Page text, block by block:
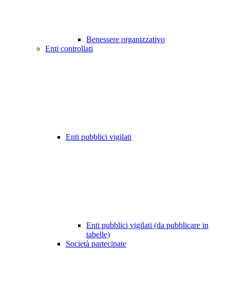
Benessere organizzativo
Enti controllati
Enti pubblici vigilati
Enti pubblici vigilati (da pubblicare in
tabelle)
Società partecipate